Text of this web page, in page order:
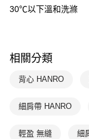
付款後萊爾富取貨
每筆NT$90，滿
宅配
30℃以下溫和洗滌
相關分類
背心 HANRO
細肩帶 HANRO
輕盈 無縫 細